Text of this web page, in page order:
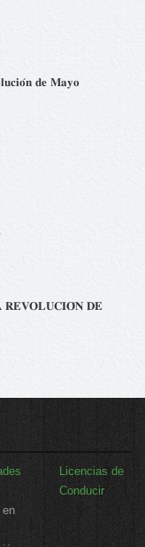
𝐝𝐞 𝐌𝐚𝐲𝐨
𝐑𝐄𝐕𝐎𝐋𝐔𝐂𝐈𝐎́𝐍 𝐃𝐄
Licencias de
Conducir
en